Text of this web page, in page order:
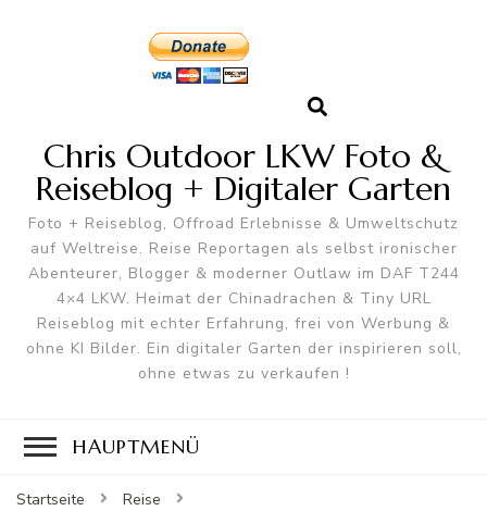
Chris Outdoor LKW Foto &
Reiseblog + Digitaler Garten
Foto + Reiseblog, Offroad Erlebnisse & Umweltschutz
auf Weltreise. Reise Reportagen als selbst ironischer
Abenteurer, Blogger & moderner Outlaw im DAF T244
4×4 LKW. Heimat der Chinadrachen & Tiny URL
Reiseblog mit echter Erfahrung, frei von Werbung &
ohne KI Bilder. Ein digitaler Garten der inspirieren soll,
ohne etwas zu verkaufen !
HAUPTMENÜ
Startseite
Reise